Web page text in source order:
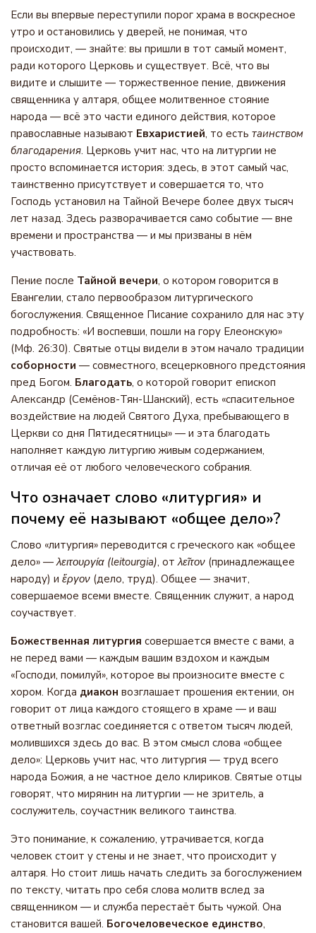
Если вы впервые переступили порог храма в воскресное
утро и остановились у дверей, не понимая, что
происходит, — знайте: вы пришли в тот самый момент,
ради которого Церковь и существует. Всё, что вы
видите и слышите — торжественное пение, движения
священника у алтаря, общее молитвенное стояние
народа — всё это части единого действия, которое
православные называют Евхаристией, то есть таинством
благодарения. Церковь учит нас, что на литургии не
просто вспоминается история: здесь, в этот самый час,
таинственно присутствует и совершается то, что
Господь установил на Тайной Вечере более двух тысяч
лет назад. Здесь разворачивается само событие — вне
времени и пространства — и мы призваны в нём
участвовать.
Пение после Тайной вечери, о котором говорится в
Евангелии, стало первообразом литургического
богослужения. Священное Писание сохранило для нас эту
подробность: «И воспевши, пошли на гору Елеонскую»
(Мф. 26:30). Святые отцы видели в этом начало традиции
соборности — совместного, всецерковного предстояния
пред Богом. Благодать, о которой говорит епископ
Александр (Семёнов-Тян-Шанский), есть «спасительное
воздействие на людей Святого Духа, пребывающего в
Церкви со дня Пятидесятницы» — и эта благодать
наполняет каждую литургию живым содержанием,
отличая её от любого человеческого собрания.
Что означает слово «литургия» и
почему её называют «общее дело»?
Слово «литургия» переводится с греческого как «общее
дело» —λειτουργία (leitourgia), отλεῖτον (принадлежащее
народу) и ἔργον (дело, труд). Общее — значит,
совершаемое всеми вместе. Священник служит, а народ
соучаствует.
Божественная литургия совершается вместе с вами, а
не перед вами — каждым вашим вздохом и каждым
«Господи, помилуй», которое вы произносите вместе с
хором. Когда диакон возглашает прошения ектении, он
говорит от лица каждого стоящего в храме — и ваш
ответный возглас соединяется с ответом тысяч людей,
молившихся здесь до вас. В этом смысл слова «общее
дело»: Церковь учит нас, что литургия — труд всего
народа Божия, а не частное дело клириков. Святые отцы
говорят, что мирянин на литургии — не зритель, а
сослужитель, соучастник великого таинства.
Это понимание, к сожалению, утрачивается, когда
человек стоит у стены и не знает, что происходит у
алтаря. Но стоит лишь начать следить за богослужением
по тексту, читать про себя слова молитв вслед за
священником — и служба перестаёт быть чужой. Она
становится вашей. Богочеловеческое единство,